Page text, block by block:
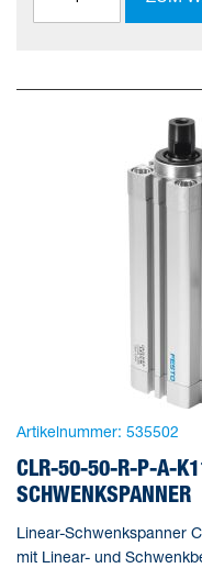
Artikelnummer: 535502
CLR-50-50-R-P-A-
SCHWENKSPANNER
Linear-Schwenkspanner
mit Linear- und